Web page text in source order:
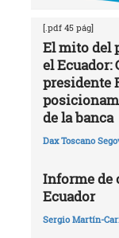
[.pdf 45 pág]
El mito del
el Ecuador:
presidente
de la banca
Dax Toscano
Informe de
Ecuador
Sergio Martín-